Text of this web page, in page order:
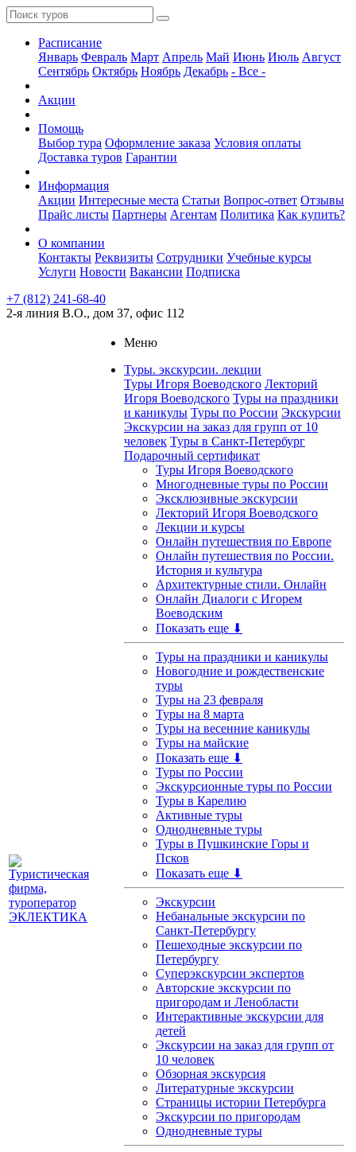
Расписание
Январь Февраль Март Апрель Май Июнь Июль Август
Сентябрь Октябрь Ноябрь Декабрь - Все -
Акции
Помощь
Выбор тура Оформление заказа Условия оплаты
Доставка туров Гарантии
Информация
Акции Интересные места Статьи Вопрос-ответ Отзывы
Прайс листы Партнеры Агентам Политика Как купить?
О компании
Контакты Реквизиты Сотрудники Учебные курсы
Услуги Новости Вакансии Подписка
+7 (812) 241-68-40
2-я линия В.О., дом 37, офис 112
Меню
Туры. экскурсии. лекции
Туры Игоря Воеводского Лекторий
Игоря Воеводского Туры на праздники
и каникулы Туры по России Экскурсии
Экскурсии на заказ для групп от 10
человек Туры в Санкт-Петербург
Подарочный сертификат
Туры Игоря Воеводского
Многодневные туры по России
Эксклюзивные экскурсии
Лекторий Игоря Воеводского
Лекции и курсы
Онлайн путешествия по Европе
Онлайн путешествия по России.
История и культура
Архитектурные стили. Онлайн
Онлайн Диалоги с Игорем
Воеводским
Показать еще ⬇
Туры на праздники и каникулы
Новогодние и рождественские
туры
Туры на 23 февраля
Туры на 8 марта
Туры на весенние каникулы
Туры на майские
Показать еще ⬇
Туры по России
Экскурсионные туры по России
Туры в Карелию
Активные туры
Однодневные туры
Туры в Пушкинские Горы и
Псков
Показать еще ⬇
Экскурсии
Небанальные экскурсии по
Санкт-Петербургу
Пешеходные экскурсии по
Петербургу
Суперэкскурсии экспертов
Авторские экскурсии по
пригородам и Ленобласти
Интерактивные экскурсии для
детей
Экскурсии на заказ для групп от
10 человек
Обзорная экскурсия
Литературные экскурсии
Страницы истории Петербурга
Экскурсии по пригородам
Однодневные туры